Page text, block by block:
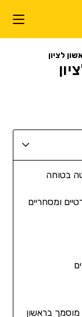
לציון
בטוחה
ומסחריים
בראשון